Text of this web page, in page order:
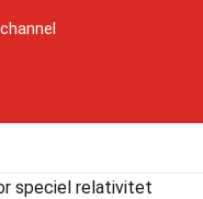
speciel relativitet